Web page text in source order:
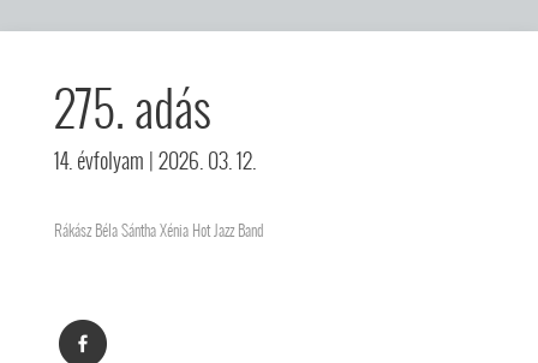
275. adás
14. évfolyam | 2026. 03. 12.
Rákász Béla Sántha Xénia Hot Jazz Band